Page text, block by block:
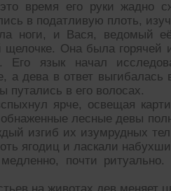
время его руки жадно
в податливую плоть,
ноги, и Вася, ведомый
щелочке. Она была
язык начал
а дева в ответ
путались в его волосах.
ярче, освещая
лесные девы
изгиб их изумрудных
ягодиц и ласкали
почти
на животах дев меняет